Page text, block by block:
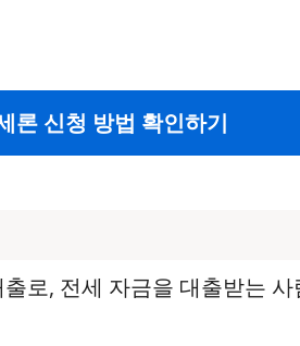
론 신청 방법 확인하기
로, 전세 자금을 대출받는